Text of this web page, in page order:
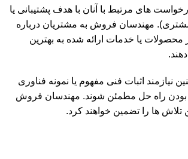
درخواست های مرتبط با آنان با هدف پشتیبانی یا
مشتری). مهندسان فروش به مشتریان درباره
محصولات یا خدمات ارائه شده به بهترین
نیازمند اثبات فنی مفهوم یا نمونه فناوری
بودن راه حل مطمئن شوند. مهندسان فروش
تلاش ها را تضمین خواهند کرد.